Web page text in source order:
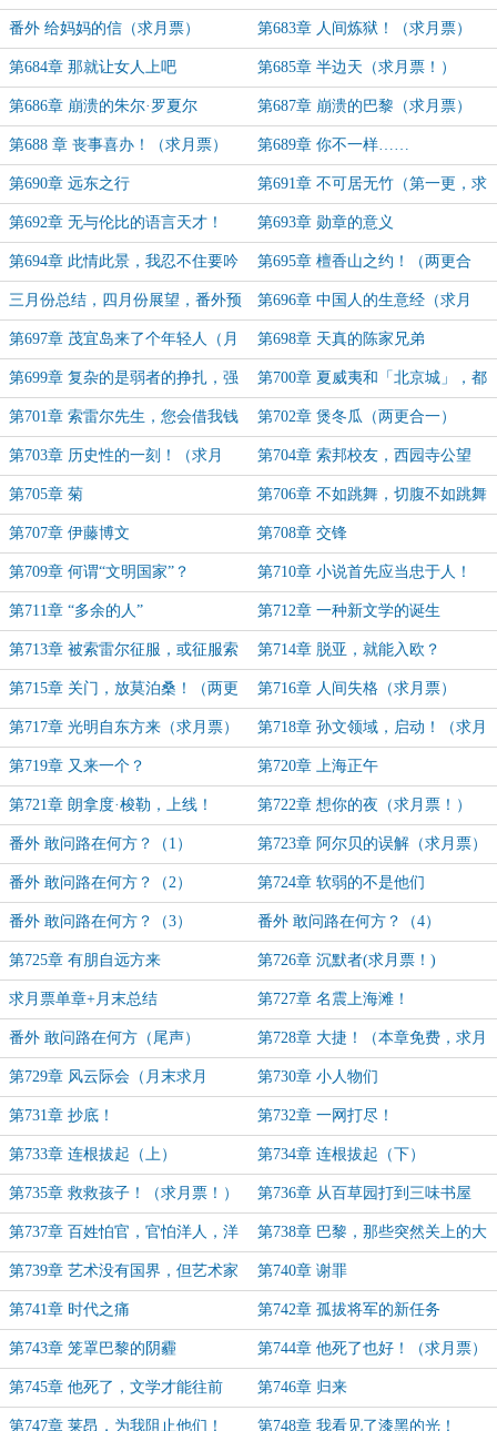
番外 给妈妈的信（求月票） 第683章 人间炼狱！（求月票）
第684章 那就让女人上吧 第685章 半边天（求月票！）
第686章 崩溃的朱尔·罗夏尔 第687章 崩溃的巴黎（求月票）
第688 章 丧事喜办！（求月票） 第689章 你不一样……
第690章 远东之行 第691章 不可居无竹（第一更，求
月票！）
第692章 无与伦比的语言天才！ 第693章 勋章的意义
第694章 此情此景，我忍不住要吟
诗一首！
第695章 檀香山之约！（两更合
一，求月票）
三月份总结，四月份展望，番外预
告
第696章 中国人的生意经（求月
票）
第697章 茂宜岛来了个年轻人（月
初求票）
第698章 天真的陈家兄弟
第699章 复杂的是弱者的挣扎，强
者只需要一招！
第700章 夏威夷和「北京城」，都
来了新客人
第701章 索雷尔先生，您会借我钱
的，对吧？
第702章 煲冬瓜（两更合一）
第703章 历史性的一刻！（求月
票）
第704章 索邦校友，西园寺公望
第705章 菊 第706章 不如跳舞，切腹不如跳舞
第707章 伊藤博文 第708章 交锋
第709章 何谓“文明国家”？ 第710章 小说首先应当忠于人！
第711章 “多余的人” 第712章 一种新文学的诞生
第713章 被索雷尔征服，或征服索
雷尔（求月票！）
第714章 脱亚，就能入欧？
第715章 关门，放莫泊桑！（两更
合一，求月票）
第716章 人间失格（求月票）
第717章 光明自东方来（求月票） 第718章 孙文领域，启动！（求月
票！）
第719章 又来一个？ 第720章 上海正午
第721章 朗拿度·梭勒，上线！ 第722章 想你的夜（求月票！）
番外 敢问路在何方？（1） 第723章 阿尔贝的误解（求月票）
番外 敢问路在何方？（2） 第724章 软弱的不是他们
番外 敢问路在何方？（3） 番外 敢问路在何方？（4）
第725章 有朋自远方来 第726章 沉默者(求月票！)
求月票单章+月末总结 第727章 名震上海滩！
番外 敢问路在何方（尾声） 第728章 大捷！（本章免费，求月
票！）
第729章 风云际会（月末求月
票！）
第730章 小人物们
第731章 抄底！ 第732章 一网打尽！
第733章 连根拔起（上） 第734章 连根拔起（下）
第735章 救救孩子！（求月票！） 第736章 从百草园打到三味书屋
第737章 百姓怕官，官怕洋人，洋
人怕百姓
第738章 巴黎，那些突然关上的大
门
第739章 艺术没有国界，但艺术家
有自己的朋友！（求月票）
第740章 谢罪
第741章 时代之痛 第742章 孤拔将军的新任务
第743章 笼罩巴黎的阴霾 第744章 他死了也好！（求月票）
第745章 他死了，文学才能往前
走！
第746章 归来
第747章 莱昂，为我阻止他们！ 第748章 我看见了漆黑的光！